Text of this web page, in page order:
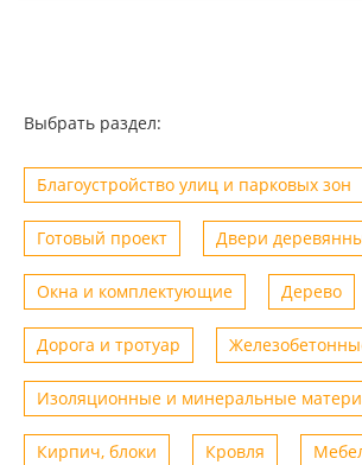
Выбрать раздел:
Благоустройство улиц и парковых зон
Готовый проект Двери
Окна и комплектующие Дерево
Дорога и тротуар
Изоляционные и минеральные
Кирпич, блоки Кровля